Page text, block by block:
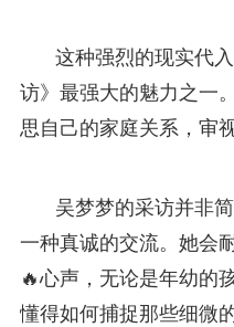
这种强烈的现实代
访》最强大的魅力之一
思自己的家庭关系，审
吴梦梦的采访并非
一种真诚的交流。她会
🔥心声，无论是年幼的
懂得如何捕捉那些细微